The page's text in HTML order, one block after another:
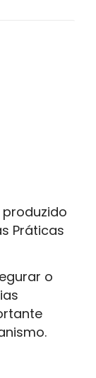
Práticas
o